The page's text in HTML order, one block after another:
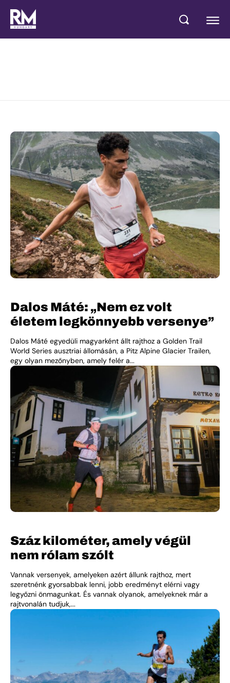
Dalos Máté: „Nem ez volt
életem legkönnyebb versenye”
Dalos Máté egyedüli magyarként állt rajthoz a Golden Trail
World Series ausztriai állomásán, a Pitz Alpine Glacier Trailen,
egy olyan mezőnyben, amely felér a...
Száz kilométer, amely végül
nem rólam szólt
Vannak versenyek, amelyeken azért állunk rajthoz, mert
szeretnénk gyorsabbak lenni, jobb eredményt elérni vagy
legyőzni önmagunkat. És vannak olyanok, amelyeknek már a
rajtvonalán tudjuk,...